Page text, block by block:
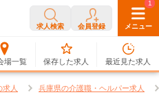
求人検索 会員登録 メニュー
場一覧
0
保存した求人
1
最近見た求人
人 兵庫県の介護職・ヘルパー求人